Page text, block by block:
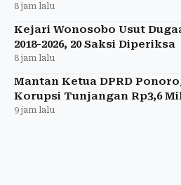
8 jam lalu
Kejari Wonosobo Usut
2018-2026, 20 Saksi Diperiksa
8 jam lalu
Mantan Ketua DPRD
Korupsi Tunjangan Rp3,6
9 jam lalu